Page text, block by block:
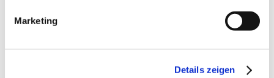
Marketing
Details zeigen